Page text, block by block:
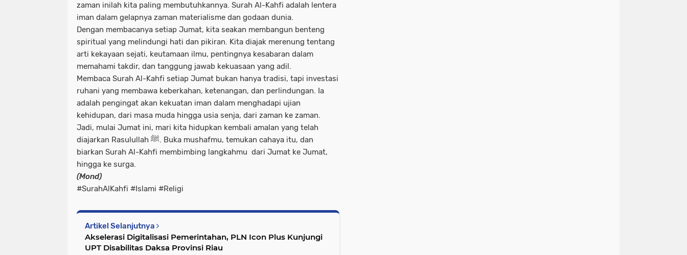
zaman inilah kita paling membutuhkannya. Surah Al-Kahfi adalah lentera
iman dalam gelapnya zaman materialisme dan godaan dunia.
Dengan membacanya setiap Jumat, kita seakan membangun benteng
spiritual yang melindungi hati dan pikiran. Kita diajak merenung tentang
arti kekayaan sejati, keutamaan ilmu, pentingnya kesabaran dalam
memahami takdir, dan tanggung jawab kekuasaan yang adil.
Membaca Surah Al-Kahfi setiap Jumat bukan hanya tradisi, tapi investasi
ruhani yang membawa keberkahan, ketenangan, dan perlindungan. Ia
adalah pengingat akan kekuatan iman dalam menghadapi ujian
kehidupan, dari masa muda hingga usia senja, dari zaman ke zaman.
Jadi, mulai Jumat ini, mari kita hidupkan kembali amalan yang telah
diajarkan Rasulullah ﷺ. Buka mushafmu, temukan cahaya itu, dan
biarkan Surah Al-Kahfi membimbing langkahmu dari Jumat ke Jumat,
hingga ke surga.
(Mond)
#SurahAlKahfi #Islami #Religi
Artikel Selanjutnya
Akselerasi Digitalisasi Pemerintahan, PLN Icon Plus Kunjungi
UPT Disabilitas Daksa Provinsi Riau